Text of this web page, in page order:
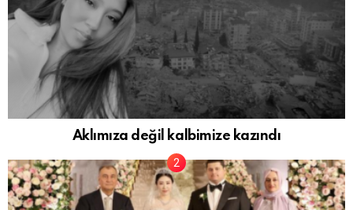
Aklımıza değil kalbimize kazındı